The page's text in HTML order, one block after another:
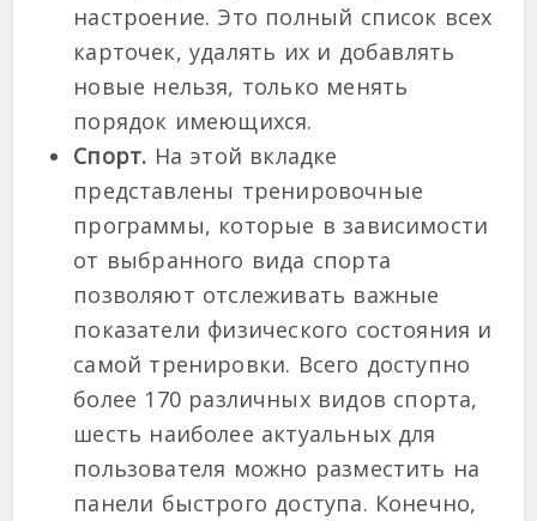
настроение. Это полный список всех
карточек, удалять их и добавлять
новые нельзя, только менять
порядок имеющихся.
Спорт. На этой вкладке
представлены тренировочные
программы, которые в зависимости
от выбранного вида спорта
позволяют отслеживать важные
показатели физического состояния и
самой тренировки. Всего доступно
более 170 различных видов спорта,
шесть наиболее актуальных для
пользователя можно разместить на
панели быстрого доступа. Конечно,